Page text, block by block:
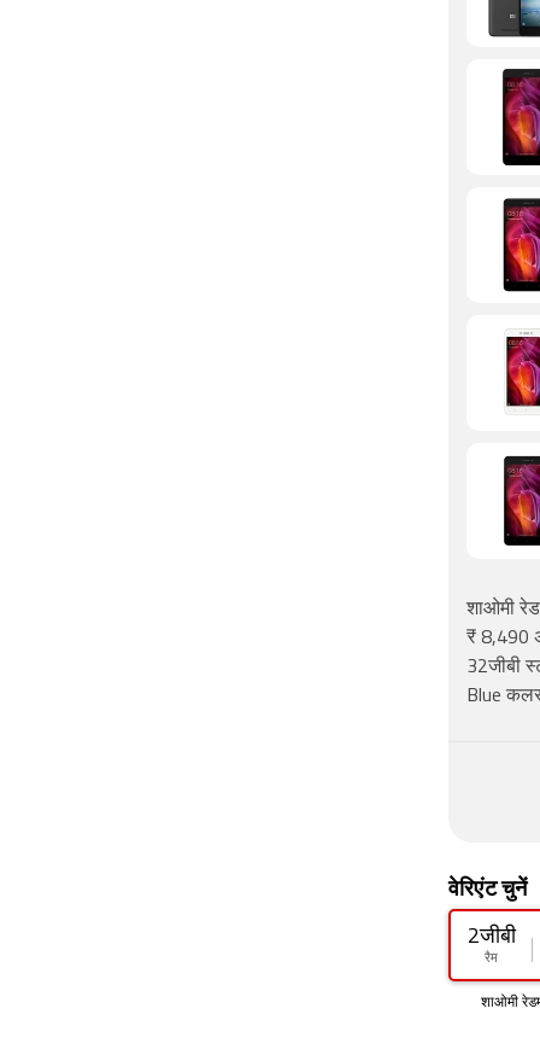
7 अगस्त
शाओमी
₹ 8,490
32जीबी
Blue
वेरिएंट चुनें
2जीबी
रैम
शाओमी